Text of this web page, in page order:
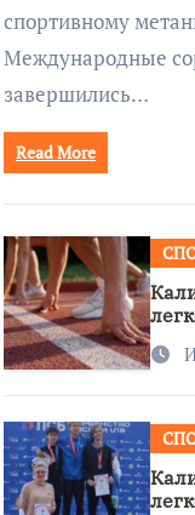
спортивному
Международные
завершились…
Read More